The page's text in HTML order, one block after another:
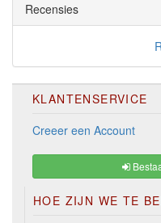
Recensies
KLANTENSERVICE
Creeer een Account
HOE ZIJN WE TE